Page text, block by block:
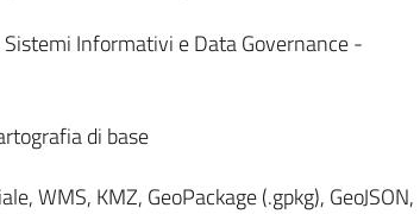
Informativi e Data Governance -
di base
WMS, KMZ, GeoPackage (.gpkg), GeoJSON,